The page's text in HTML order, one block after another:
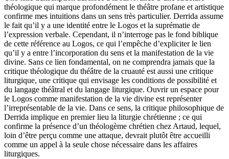
théologique qui marque profondément le théâtre profane et artistique
confirme mes intuitions dans un sens très particulier. Derrida assume
le fait qu’il y a une identité entre le Logos et la suprématie de
l’expression verbale. Cependant, il n’interroge pas le fond biblique
de cette référence au Logos, ce qui l’empêche d’expliciter le lien
qu’il y a entre l’incorporation du sens et la manifestation de la vie
divine. Sans ce lien fondamental, on ne comprendra jamais que la
critique théologique du théâtre de la cruauté est aussi une critique
liturgique, une critique qui envisage les conditions de possibilité et
du langage théâtral et du langage liturgique. Ouvrir un espace pour
le Logos comme manifestation de la vie divine est représenter
l’irreprésentable de la vie. Dans ce sens, la critique philosophique de
Derrida implique en premier lieu la liturgie chrétienne ; ce qui
confirme la présence d’un théologème chrétien chez Artaud, lequel,
loin d’être perçu comme une attaque, devrait plutôt être accueilli
comme un appel à la seule chose nécessaire dans les affaires
liturgiques.